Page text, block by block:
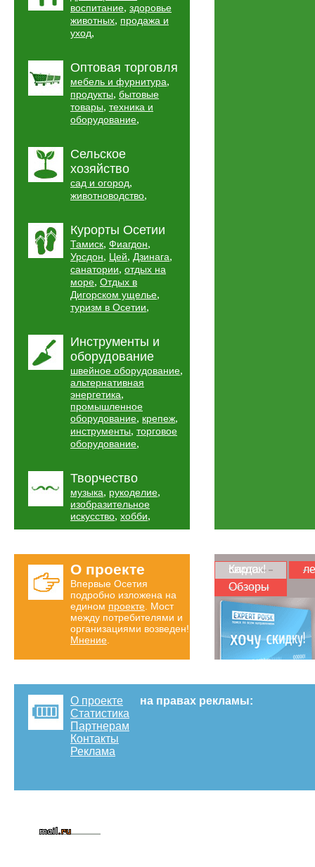
воспитание, здоровье
животных, продажа и
уход,
Оптовая торговля
мебель и фурнитура,
продукты, бытовые
товары, техника и
оборудование,
Сельское
хозяйство
сад и огород,
животноводство,
Курорты Осетии
Тамиск, Фиагдон,
Урсдон, Цей, Дзинага,
санатории, отдых на
море, Отдых в
Дигорском ущелье,
туризм в Осетии,
Инструменты и
оборудование
швейное оборудование,
альтернативная
энергетика,
промышленное
оборудование, крепеж,
инструменты, торговое
оборудование,
Творчество
музыка, рукоделие,
изобразительное
искусство, хобби,
О проекте
Впервые Осетия
подробно изложена на
едином проекте . Мост
между потребителями и
организациями возведен!
Мнение
Карта скидок!
Обзоры
О проекте
Статистика
Партнерам
Контакты
Реклама
на правах рекламы: